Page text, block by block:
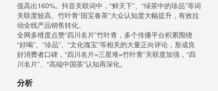
值高出160%。抖音关联词中，“鲜天下”、“绿茶中的珍品”等词
关联度较高。竹叶青“国宝春茶”大众认知度大幅提升，有效拉
动全线产品销售转化。
全网多维度点赞“四川名片”竹叶青，多个传播平台积累围绕
“好喝”、“珍品”、“文化瑰宝”等相关的大量正向评论，形成良
好消费者口碑，“四川名片=三星堆=竹叶青”关联度加强，“四
川名片”、“高端中国茶”认知再深化。
分析